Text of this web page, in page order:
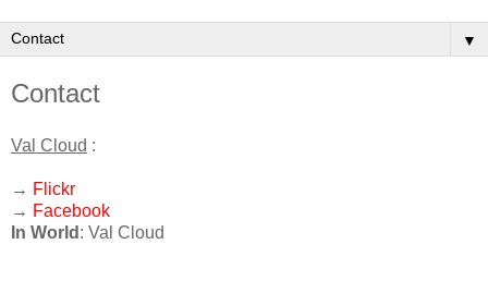
▼
Contact
Val Cloud :
→ Flickr
→ Facebook
In World : Val Cloud